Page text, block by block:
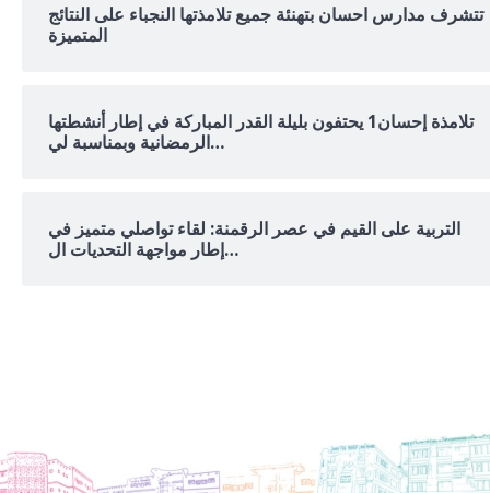
تتشرف مدارس احسان بتهنئة جميع تلامذتها النجباء على النتائج
المتميزة
تلامذة إحسان1 يحتفون بليلة القدر المباركة في إطار أنشطتها
الرمضانية وبمناسبة لي…
التربية على القيم في عصر الرقمنة: لقاء تواصلي متميز في
إطار مواجهة التحديات ال…